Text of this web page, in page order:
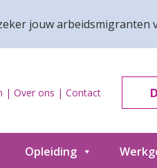
jouw arbeidsmigranten
| Over ons | Contact
Opleiding